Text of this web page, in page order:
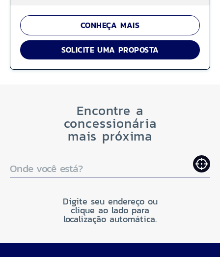
CONHEÇA MAIS
SOLICITE UMA PROPOSTA
Encontre a
concessionária
mais próxima
Onde você está?
Digite seu endereço ou
clique ao lado para
localização automática.